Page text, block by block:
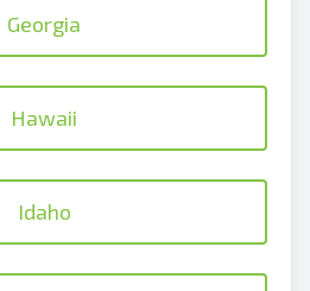
Georgia
Hawaii
Idaho